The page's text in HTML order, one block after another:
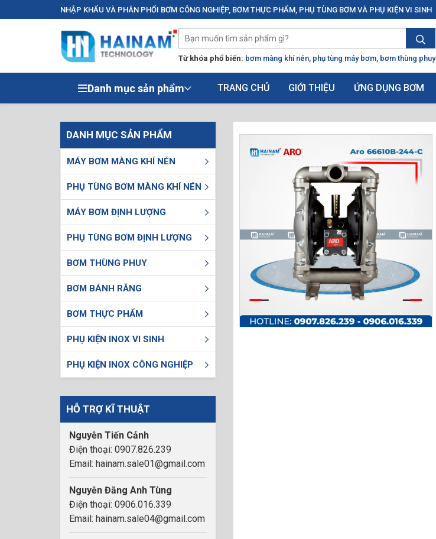
NHẬP KHẨU VÀ PHÂN PHỐI BƠM CÔNG NGHIỆP, BƠM THỰC PHẨM, PHỤ TÙNG BƠM VÀ PHỤ KIỆN VI SINH
Từ khóa phổ biến: bơm màng khí nén phụ tùng máy bơm bơm thùng phuy
Danh mục sản phẩm TRANG CHỦ GIỚI THIỆU ỨNG DỤNG BƠM
DANH MỤC SẢN PHẨM
MÁY BƠM MÀNG KHÍ NÉN
PHỤ TÙNG BƠM MÀNG KHÍ NÉN
MÁY BƠM ĐỊNH LƯỢNG
PHỤ TÙNG BƠM ĐỊNH LƯỢNG
BƠM THÙNG PHUY
BƠM BÁNH RĂNG
BƠM THỰC PHẨM
PHỤ KIỆN INOX VI SINH
PHỤ KIỆN INOX CÔNG NGHIỆP
HỖ TRỢ KĨ THUẬT
Nguyễn Tiến Cảnh
Điện thoại: 0907.826.239
Email: hainam.sale01@gmail.com
Nguyễn Đăng Anh Tùng
Điện thoại: 0906.016.339
Email: hainam.sale04@gmail.com